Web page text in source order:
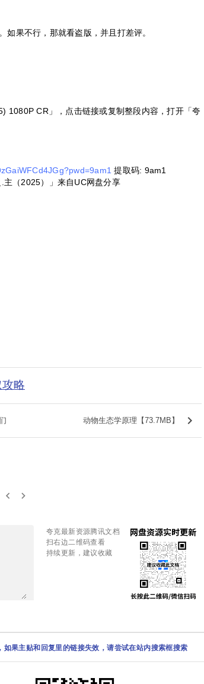
果不行，那就看盗版，并且打差评。
1080P CR」，点击链接或复制整段内容，打开「夸
提取码: 9am1
（2025）」来自UC网盘分享
略
动物生态学原理【73.7MB】 keyboard_arrow_right
keyboard_arrow_left keyboard_arrow_right
夸克最新资源腾讯文档
扫右边二维码查看
持续更新，建议收藏
如果主贴和回复里的链接失效，请尝试在站内搜索框搜索